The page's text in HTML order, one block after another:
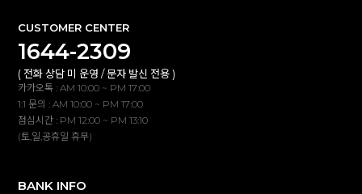
CUSTOMER CENTER
1644-2309
( 전화 상담 미 운영 / 문자 발신 전용 )
카카오톡 : AM 10:00 ~ PM 17:00
1:1 문의 : AM 10:00 ~ PM 17:00
점심시간 : PM 12:00 ~ PM 13:10
(토,일,공휴일 휴무)
BANK INFO